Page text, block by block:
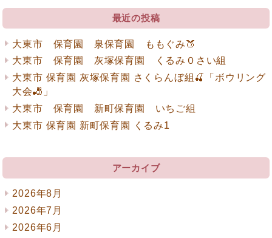
ン
最近の投稿
大東市 保育園 泉保育園 ももぐみ🍑
大東市 保育園 灰塚保育園 くるみ０さい組
大東市 保育園 灰塚保育園 さくらんぼ組🍒「ボウリング
大会🎳」
大東市 保育園 新町保育園 いちご組
大東市 保育園 新町保育園 くるみ1
アーカイブ
2026年8月
2026年7月
2026年6月